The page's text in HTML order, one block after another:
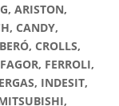
ARISTON,
CANDY,
CROLLS,
FERROLI,
INDESIT,